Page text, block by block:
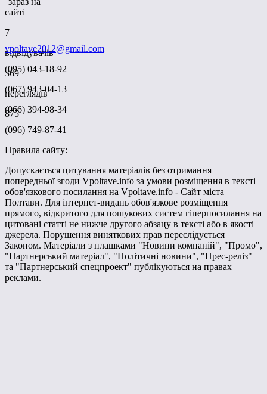
сайті
7
відвідувачів
369
переглядів
875
vpoltave2012@gmail.com
(095) 043-18-92
(067) 943-04-13
(066) 394-98-34
(096) 749-87-41
Правила сайту:
Допускається цитування матеріалів без отримання
попередньої згоди Vpoltave.info за умови розміщення в тексті
обов'язкового посилання на Vpoltave.info - Сайт міста
Полтави. Для інтернет-видань обов'язкове розміщення
прямого, відкритого для пошукових систем гіперпосилання на
цитовані статті не нижче другого абзацу в тексті або в якості
джерела. Порушення виняткових прав переслідується
Законом. Матеріали з плашками "Новини компаній", "Промо",
"Партнерський матеріал", "Політичні новини", "Прес-реліз"
та "Партнерський спецпроект" публікуються на правах
реклами.